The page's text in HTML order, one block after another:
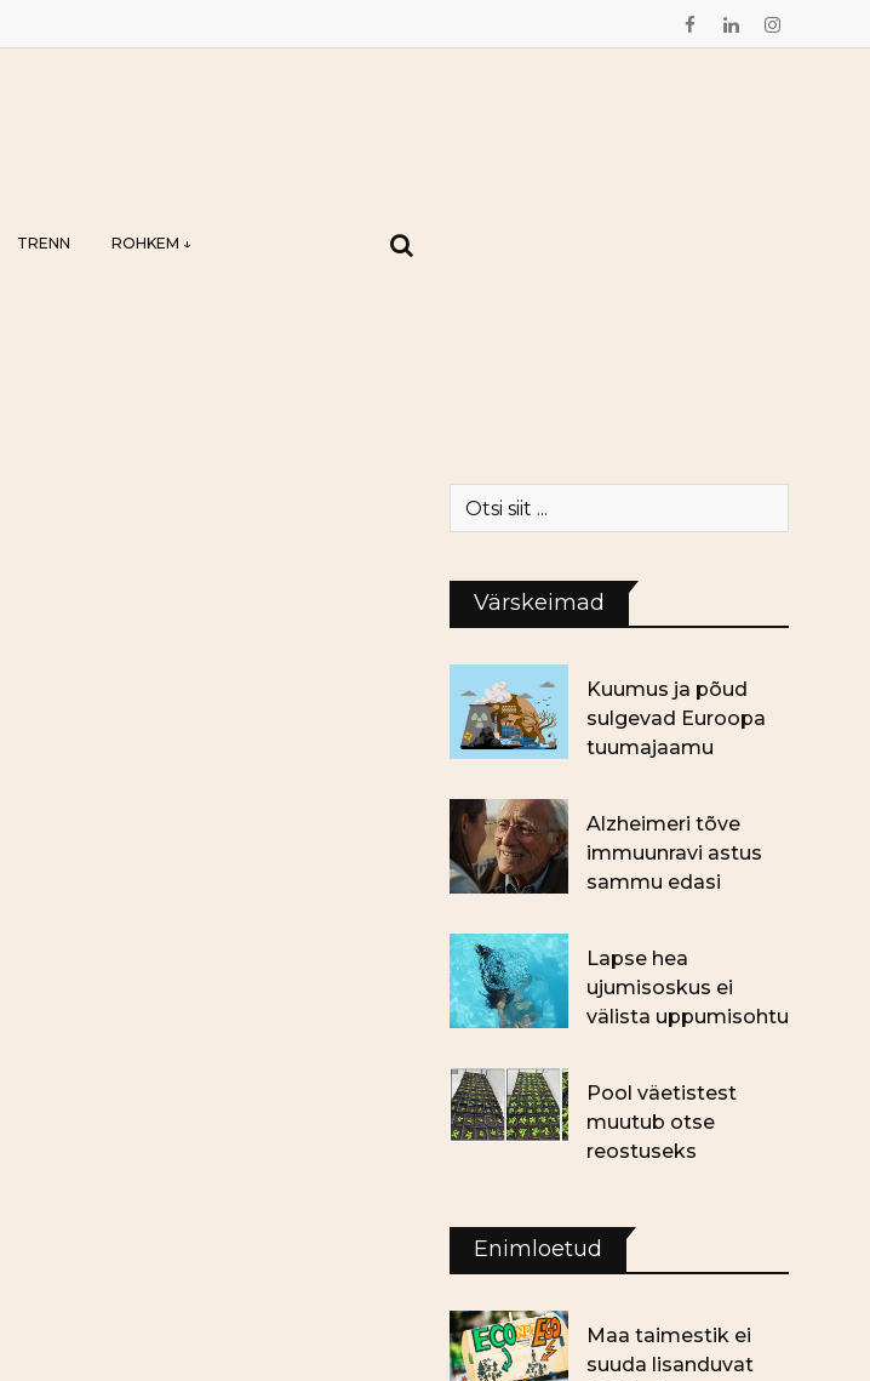
TRENN ROHKEM ↓
Värskeimad
Kuumus ja põud
sulgevad Euroopa
tuumajaamu
Alzheimeri tõve
immuunravi astus
sammu edasi
Lapse hea
ujumisoskus ei
välista uppumisohtu
Pool väetistest
muutub otse
reostuseks
Enimloetud
Maa taimestik ei
suuda lisanduvat